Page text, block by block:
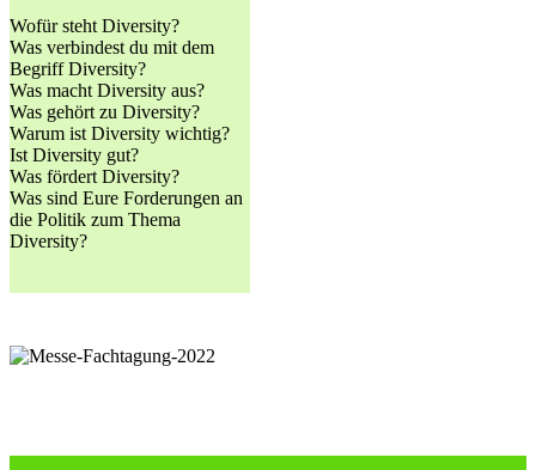
Wofür steht Diversity?
Was verbindest du mit dem
Begriff Diversity?
Was macht Diversity aus?
Was gehört zu Diversity?
Warum ist Diversity wichtig?
Ist Diversity gut?
Was fördert Diversity?
Was sind Eure Forderungen an
die Politik zum Thema
Diversity?